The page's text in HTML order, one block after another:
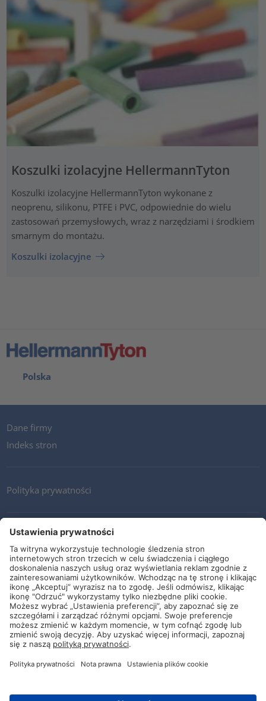
Koszulki izolacyjne HellermannTyton
Koszulki izolacyjne HellermannTyton wykonane z
neoprenu, silikonu, PTFE i PVC, odpowiednie do wielu
zastosowań przemysłowych, wraz z narzędziami i środkiem
smarnym do montażu.
Koszulki izolacyjne
Polska
Dane firmy
Indeks stron
Polityka prywatności
Kontakt
Newsletter
Ogólne warunki i dostawy
Wytyczne i zobowiązania
Media społecznościowe